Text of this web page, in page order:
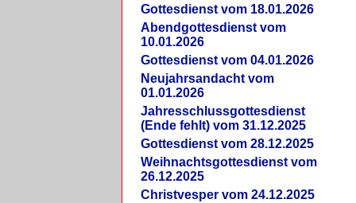
Gottesdienst vom 18.01.2026
Abendgottesdienst vom
10.01.2026
Gottesdienst vom 04.01.2026
Neujahrsandacht vom
01.01.2026
Jahresschlussgottesdienst
(Ende fehlt) vom 31.12.2025
Gottesdienst vom 28.12.2025
Weihnachtsgottesdienst vom
26.12.2025
Christvesper vom 24.12.2025